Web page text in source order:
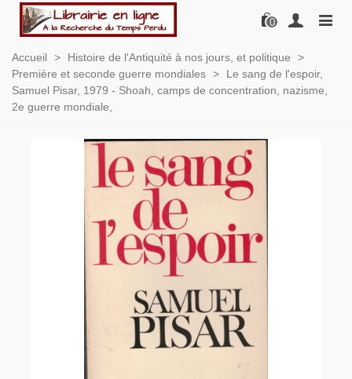
0
Accueil > Histoire de l'Antiquité à nos jours, et politique
>
Première et seconde guerre mondiales >
Le sang de l'espoir,
Samuel Pisar, 1979 - Shoah, camps de concentration, nazisme,
2e guerre mondiale,